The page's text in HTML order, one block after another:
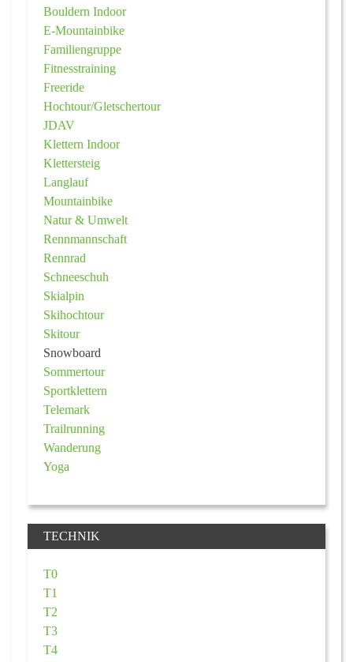
Bouldern Indoor
E-Mountainbike
Familiengruppe
Fitnesstraining
Freeride
Hochtour/Gletschertour
JDAV
Klettern Indoor
Klettersteig
Langlauf
Mountainbike
Natur & Umwelt
Rennmannschaft
Rennrad
Schneeschuh
Skialpin
Skihochtour
Skitour
Snowboard
Sommertour
Sportklettern
Telemark
Trailrunning
Wanderung
Yoga
TECHNIK
T0
T1
T2
T3
T4